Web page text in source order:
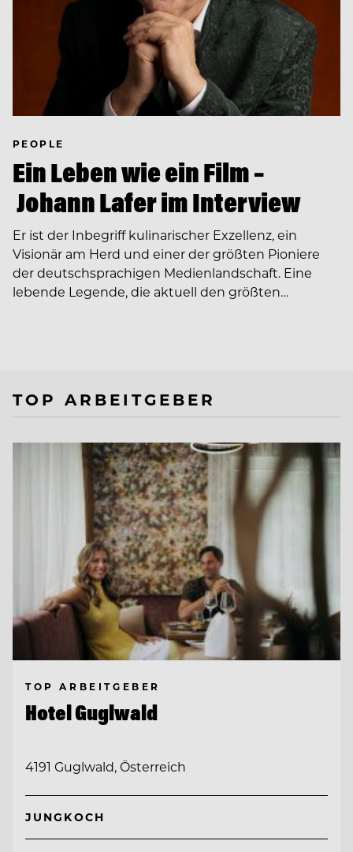
PEOPLE
Ein Leben wie ein Film –
Johann Lafer im Interview
Er ist der Inbegriff kulinarischer Exzellenz, ein
Visionär am Herd und einer der größten Pioniere
der deutschsprachigen Medienlandschaft. Eine
lebende Legende, die aktuell den größten…
TOP ARBEITGEBER
TOP ARBEITGEBER
Hotel Guglwald
4191 Guglwald, Österreich
JUNGKOCH